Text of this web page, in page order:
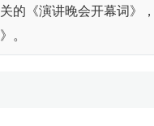
的《演讲晚会开幕词》
。